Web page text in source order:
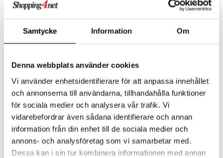
Samtycke Information Om
Denna webbplats använder cookies
Vi använder enhetsidentifierare för att anpassa innehållet
och annonserna till användarna, tillhandahålla funktioner
för sociala medier och analysera vår trafik. Vi
vidarebefordrar även sådana identifierare och annan
information från din enhet till de sociala medier och
annons- och analysföretag som vi samarbetar med.
Dessa kan i sin tur kombinera informationen med annan
Luo uusi asiakas
Hyviä tarjouksia
Kestotilaus
Arvostele tuotteita
Toivelistat
LUO ASIAKAS